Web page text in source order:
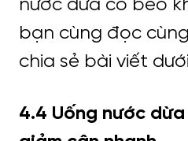
4.4 Uống nước